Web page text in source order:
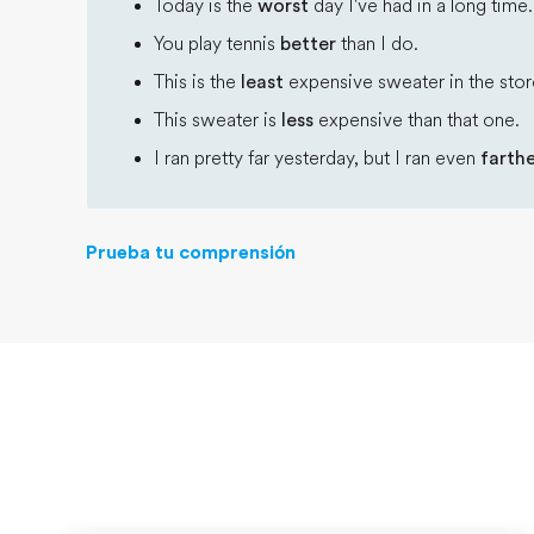
Today is the worst day I've had in a long time.
You play tennis better than I do.
This is the least expensive sweater in the
This sweater is less expensive than that one.
I ran pretty far yesterday, but I ran even
Prueba tu comprensión